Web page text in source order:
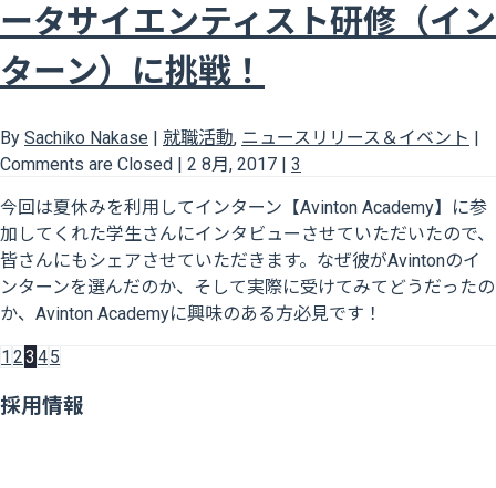
ータサイエンティスト研修（イン
ターン）に挑戦！
By Sachiko Nakase 就職活動, ニュースリリース＆イベント
Comments are Closed
2 8月, 2017 3
今回は夏休みを利用してインターン【Avinton Academy】に参
加してくれた学生さんにインタビューさせていただいたので、
皆さんにもシェアさせていただきます。なぜ彼がAvintonのイ
ンターンを選んだのか、そして実際に受けてみてどうだったの
か、Avinton Academyに興味のある方必見です！
1 23 45
採用情報